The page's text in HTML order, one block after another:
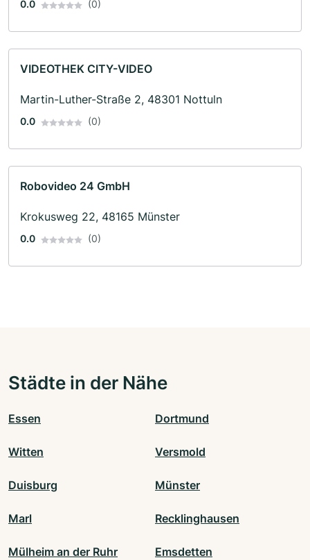
0.0 (0)
VIDEOTHEK CITY-VIDEO
Martin-Luther-Straße 2, 48301 Nottuln
0.0 (0)
Robovideo 24 GmbH
Krokusweg 22, 48165 Münster
0.0 (0)
Städte in der Nähe
Essen Dortmund
Witten Versmold
Duisburg Münster
Marl Recklinghausen
Mülheim an der Ruhr Emsdetten